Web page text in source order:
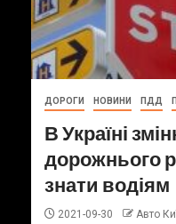
ДОРОГИ НОВИНИ ПДД
В Україні
дорожнього
знати водіям
2021-09-30 Авто